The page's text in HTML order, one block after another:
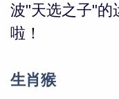
波"天选之子"的
啦！
生肖猴